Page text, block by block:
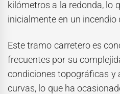
kilómetros a la redonda, lo
inicialmente en un
Este tramo carretero es
frecuentes por su
condiciones topográficas y
curvas, lo que ha